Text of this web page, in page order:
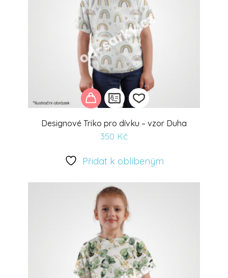
Designové Triko pro dívku – vzor Duha
350 Kč
k
oblíbeným
Přidat k oblíbeným